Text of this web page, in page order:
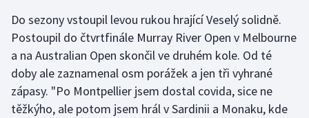
Golf
Gymnastika
Házená
Do sezony vstoupil levou rukou hrající Veselý solidně.
Postoupil do čtvrtfinále Murray River Open v Melbourne
a na Australian Open skončil ve druhém kole. Od té
doby ale zaznamenal osm porážek a jen tři vyhrané
zápasy. "Po Montpellier jsem dostal covida, sice ne
těžkýho, ale potom jsem hrál v Sardinii a Monaku, kde